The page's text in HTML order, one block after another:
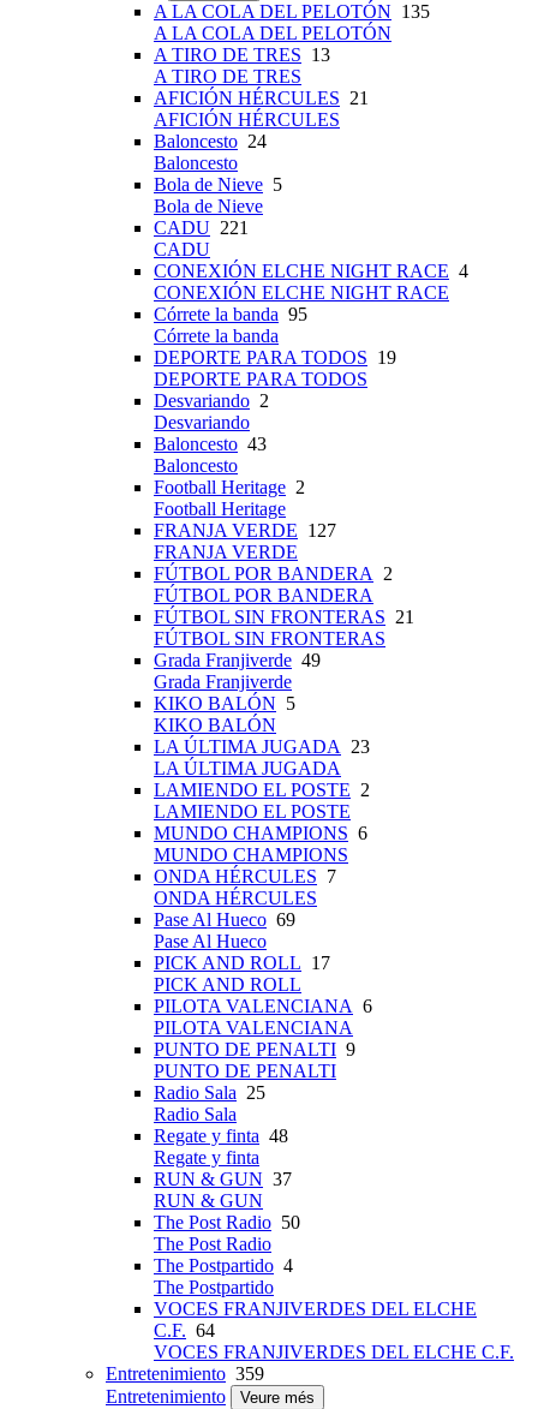
A LA COLA DEL PELOTÓN 135
A LA COLA DEL PELOTÓN
A TIRO DE TRES 13
A TIRO DE TRES
AFICIÓN HÉRCULES 21
AFICIÓN HÉRCULES
Baloncesto 24
Baloncesto
Bola de Nieve 5
Bola de Nieve
CADU 221
CADU
CONEXIÓN ELCHE NIGHT RACE 4
CONEXIÓN ELCHE NIGHT RACE
Córrete la banda 95
Córrete la banda
DEPORTE PARA TODOS 19
DEPORTE PARA TODOS
Desvariando 2
Desvariando
Baloncesto 43
Baloncesto
Football Heritage 2
Football Heritage
FRANJA VERDE 127
FRANJA VERDE
FÚTBOL POR BANDERA 2
FÚTBOL POR BANDERA
FÚTBOL SIN FRONTERAS 21
FÚTBOL SIN FRONTERAS
Grada Franjiverde 49
Grada Franjiverde
KIKO BALÓN 5
KIKO BALÓN
LA ÚLTIMA JUGADA 23
LA ÚLTIMA JUGADA
LAMIENDO EL POSTE 2
LAMIENDO EL POSTE
MUNDO CHAMPIONS 6
MUNDO CHAMPIONS
ONDA HÉRCULES 7
ONDA HÉRCULES
Pase Al Hueco 69
Pase Al Hueco
PICK AND ROLL 17
PICK AND ROLL
PILOTA VALENCIANA 6
PILOTA VALENCIANA
PUNTO DE PENALTI 9
PUNTO DE PENALTI
Radio Sala 25
Radio Sala
Regate y finta 48
Regate y finta
RUN & GUN 37
RUN & GUN
The Post Radio 50
The Post Radio
The Postpartido 4
The Postpartido
VOCES FRANJIVERDES DEL ELCHE
C.F. 64
VOCES FRANJIVERDES DEL ELCHE C.F.
Entretenimiento 359
Entretenimiento
Veure més